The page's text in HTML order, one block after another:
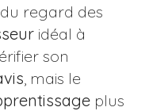
regard des
idéal à
son
, mais le
plus